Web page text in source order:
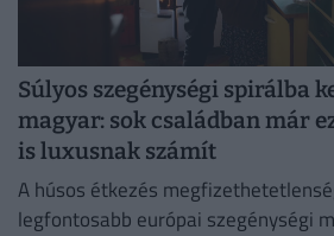
Súlyos szegénységi spirálba
magyar: sok családban már
is luxusnak számít
A húsos étkezés
legfontosabb európai szegénységi